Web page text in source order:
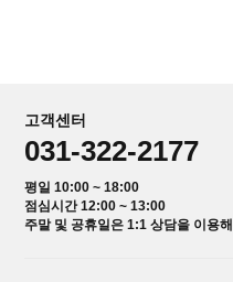
고객센터
031-322-2177
평일 10:00 ~ 18:00
점심시간 12:00 ~ 13:00
주말 및 공휴일은 1:1 상담을 이용